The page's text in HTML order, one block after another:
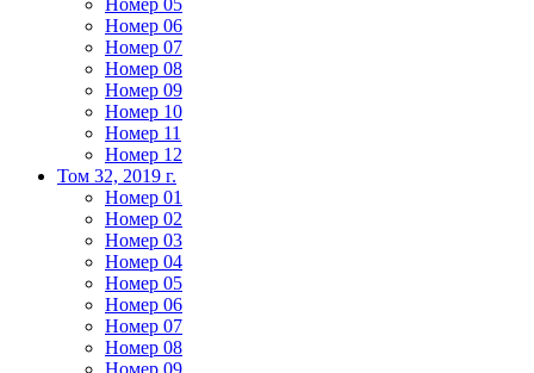
Номер 05
Номер 06
Номер 07
Номер 08
Номер 09
Номер 10
Номер 11
Номер 12
Том 32, 2019 г.
Номер 01
Номер 02
Номер 03
Номер 04
Номер 05
Номер 06
Номер 07
Номер 08
Номер 09